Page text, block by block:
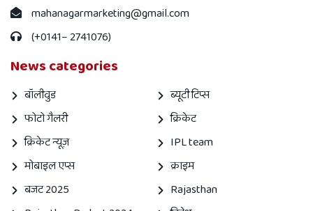
mahanagarmarketing@gmail.com
(+0141– 2741076)
News categories
बॉलीवुड
ब्यूटी टिप्स
फोटो गैलरी
क्रिकेट
क्रिकेट न्यूज़
IPL team
मोबाइल एप्स
क्राइम
बजट 2025
Rajasthan